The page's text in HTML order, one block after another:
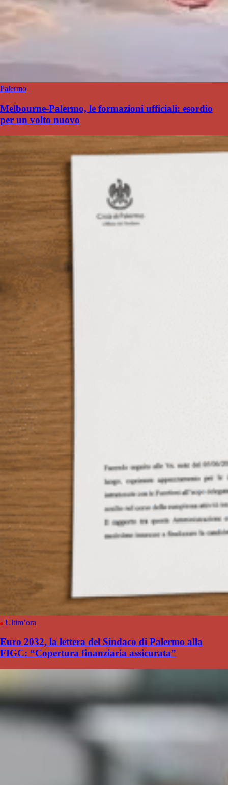
Palermo
Melbourne-Palermo, le formazioni ufficiali: esordio
per un volto nuovo
Ultim’ora
Euro 2032, la lettera del Sindaco di Palermo alla
FIGC: “Copertura finanziaria assicurata”